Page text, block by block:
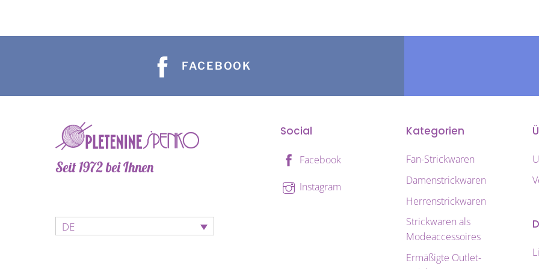
Optionen
auf
gewählt
Optionen
gewählt
FACEBOOK
Seit 1972 bei Ihnen
DE
Social
Facebook
Instagram
Kategorien
Fan-Strickwaren
Damenstrickwaren
Herrenstrickwaren
Strickwaren als
Modeaccessoires
Ermäßigte Outlet-